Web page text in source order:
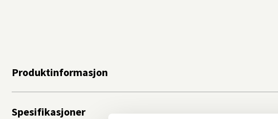
Produktinformasjon
Spesifikasjoner